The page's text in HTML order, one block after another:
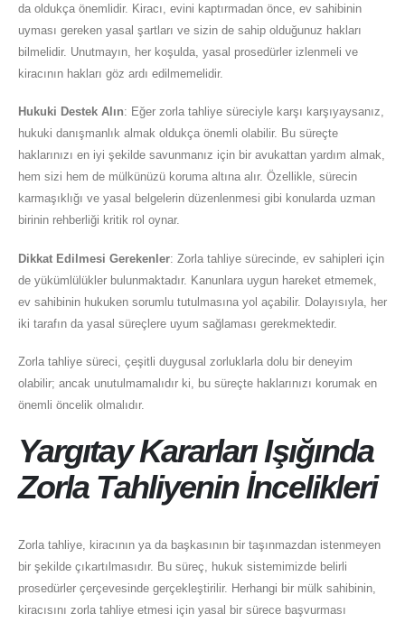
da oldukça önemlidir. Kiracı, evini kaptırmadan önce, ev sahibinin
uyması gereken yasal şartları ve sizin de sahip olduğunuz hakları
bilmelidir. Unutmayın, her koşulda, yasal prosedürler izlenmeli ve
kiracının hakları göz ardı edilmemelidir.
Hukuki Destek Alın: Eğer zorla tahliye süreciyle karşı karşıyaysanız,
hukuki danışmanlık almak oldukça önemli olabilir. Bu süreçte
haklarınızı en iyi şekilde savunmanız için bir avukattan yardım almak,
hem sizi hem de mülkünüzü koruma altına alır. Özellikle, sürecin
karmaşıklığı ve yasal belgelerin düzenlenmesi gibi konularda uzman
birinin rehberliği kritik rol oynar.
Dikkat Edilmesi Gerekenler: Zorla tahliye sürecinde, ev sahipleri için
de yükümlülükler bulunmaktadır. Kanunlara uygun hareket etmemek,
ev sahibinin hukuken sorumlu tutulmasına yol açabilir. Dolayısıyla, her
iki tarafın da yasal süreçlere uyum sağlaması gerekmektedir.
Zorla tahliye süreci, çeşitli duygusal zorluklarla dolu bir deneyim
olabilir; ancak unutulmamalıdır ki, bu süreçte haklarınızı korumak en
önemli öncelik olmalıdır.
Yargıtay Kararları Işığında
Zorla Tahliyenin İncelikleri
Zorla tahliye, kiracının ya da başkasının bir taşınmazdan istenmeyen
bir şekilde çıkartılmasıdır. Bu süreç, hukuk sistemimizde belirli
prosedürler çerçevesinde gerçekleştirilir. Herhangi bir mülk sahibinin,
kiracısını zorla tahliye etmesi için yasal bir sürece başvurması